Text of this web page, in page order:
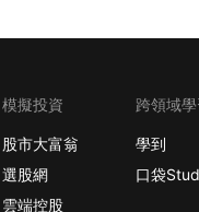
模擬投資
股市大富翁
選股網
雲端控股
跨領域
學到
口袋